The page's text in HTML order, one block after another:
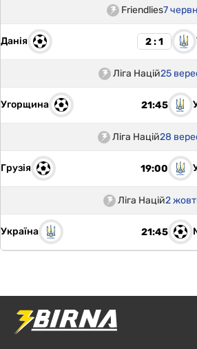
Friendlies7
Данія 2 : 1
Ліга Націй25
Угорщина 21:45
Ліга Націй28
Грузія 19:00
Ліга Націй2
Україна 21:45